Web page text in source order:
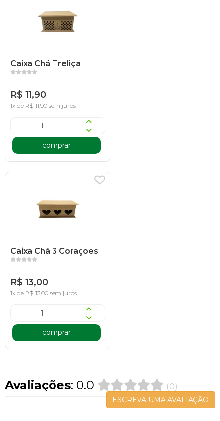
Caixa Chá Treliça
R$ 11,90
1x de R$ 11,90 sem juros
comprar
Caixa Chá 3 Corações
R$ 13,00
1x de R$ 13,00 sem juros
comprar
Avaliações: 0.0 (0)
ESCREVA UMA AVALIAÇÃO